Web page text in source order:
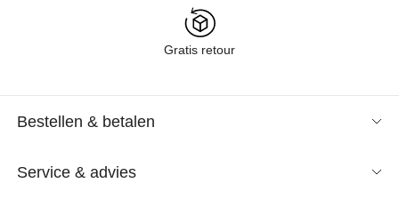
Gratis retour
Bestellen & betalen
Service & advies